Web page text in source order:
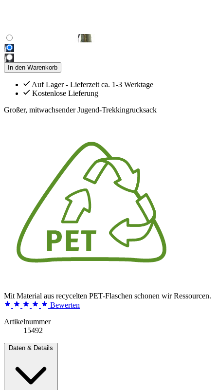
In den Warenkorb
Auf Lager - Lieferzeit ca. 1-3 Werktage
Kostenlose Lieferung
Großer, mitwachsender Jugend-Trekkingrucksack
Mit Material aus recycelten PET-Flaschen schonen wir Ressourcen.
Bewerten
Artikelnummer
15492
Daten & Details